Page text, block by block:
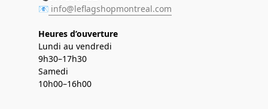
📧 info@leflagshopmontreal.com
Heures d’ouverture
Lundi au vendredi
9h30–17h30
Samedi
10h00–16h00